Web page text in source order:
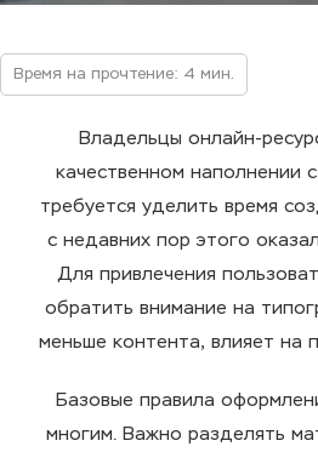
Время на прочтение: 4 мин.
Владельцы онлайн-
качественном наполнении
требуется уделить время
с недавних пор этого
Для привлечения
обратить внимание на
меньше контента, влияет на
Базовые правила
многим. Важно разделять